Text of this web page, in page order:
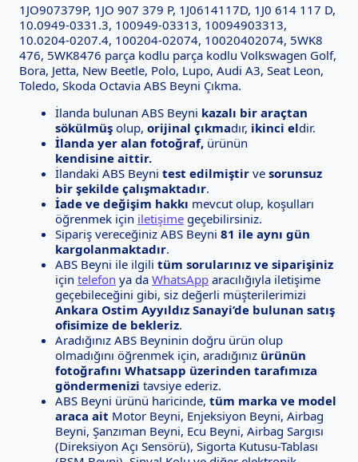
1JO907379P, 1JO 907 379 P, 1J0614117D, 1J0 614 117 D,
10.0949-0331.3, 100949-03313, 10094903313,
10.0204-0207.4, 100204-02074, 10020402074, 5WK8
476, 5WK8476 parça kodlu parça kodlu Volkswagen Golf,
Bora, Jetta, New Beetle, Polo, Lupo, Audi A3, Seat Leon,
Toledo, Skoda Octavia ABS Beyni Çıkma.
İlanda bulunan ABS Beyni kazalı bir araçtan
sökülmüş olup, orijinal çıkmadır, ikinci eldir.
İlanda yer alan fotoğraf, ürünün
kendisine aittir.
İlandaki ABS Beyni test edilmiştir ve sorunsuz
bir şekilde çalışmaktadır.
İade ve değişim hakkı mevcut olup, koşulları
öğrenmek için iletişime geçebilirsiniz.
Sipariş vereceğiniz ABS Beyni 81 ile aynı gün
kargolanmaktadır.
ABS Beyni ile ilgili tüm sorularınız ve siparişiniz
için telefon ya da WhatsApp aracılığıyla iletişime
geçebileceğini gibi, siz değerli müşterilerimizi
Ankara Ostim Ayyıldız Sanayi’de bulunan satış
ofisimize de bekleriz.
Aradığınız ABS Beyninin doğru ürün olup
olmadığını öğrenmek için, aradığınız ürünün
fotoğrafını Whatsapp üzerinden tarafımıza
göndermenizi tavsiye ederiz.
ABS Beyni ürünü haricinde, tüm marka ve model
araca ait Motor Beyni, Enjeksiyon Beyni, Airbag
Beyni, Şanzıman Beyni, Ecu Beyni, Airbag Sargısı
(Direksiyon Açı Sensörü), Sigorta Kutusu-Tablası